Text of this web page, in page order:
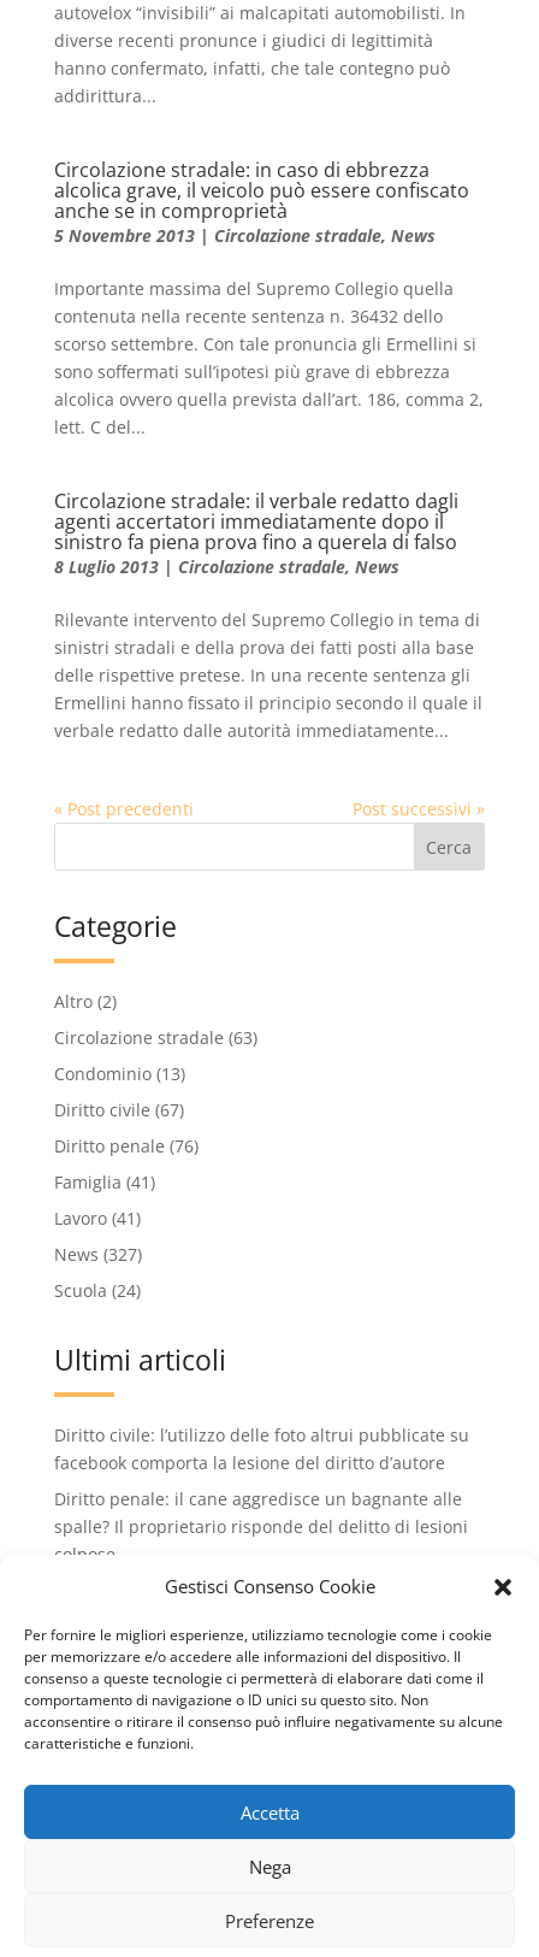
Gestisci Consenso Cookie
Per fornire le migliori esperienze, utilizziamo tecnologie come i cookie
per memorizzare e/o accedere alle informazioni del dispositivo. Il
consenso a queste tecnologie ci permetterà di elaborare dati come il
comportamento di navigazione o ID unici su questo sito. Non
acconsentire o ritirare il consenso può influire negativamente su alcune
caratteristiche e funzioni.
Accetta
Nega
Preferenze
autovelox “invisibili” ai malcapitati automobilisti. In
diverse recenti pronunce i giudici di legittimità
hanno confermato, infatti, che tale contegno può
addirittura...
Circolazione stradale: in caso di ebbrezza
alcolica grave, il veicolo può essere confiscato
anche se in comproprietà
5 Novembre 2013| Circolazione stradale, News
Importante massima del Supremo Collegio quella
contenuta nella recente sentenza n. 36432 dello
scorso settembre. Con tale pronuncia gli Ermellini si
sono soffermati sull’ipotesi più grave di ebbrezza
alcolica ovvero quella prevista dall’art. 186, comma 2,
lett. C del...
Circolazione stradale: il verbale redatto dagli
agenti accertatori immediatamente dopo il
sinistro fa piena prova fino a querela di falso
8 Luglio 2013| Circolazione stradale, News
Rilevante intervento del Supremo Collegio in tema di
sinistri stradali e della prova dei fatti posti alla base
delle rispettive pretese. In una recente sentenza gli
Ermellini hanno fissato il principio secondo il quale il
verbale redatto dalle autorità immediatamente...
« Post precedenti Post successivi »
Categorie
Altro(2)
Circolazione stradale (63)
Condominio(13)
Diritto civile (67)
Diritto penale (76)
Famiglia (41)
Lavoro(41)
News (327)
Scuola (24)
Ultimi articoli
Diritto civile: l’utilizzo delle foto altrui pubblicate su
facebook comporta la lesione del diritto d’autore
Diritto penale: il cane aggredisce un bagnante alle
spalle? Il proprietario risponde del delitto di lesioni
colpose.
Condominio: no all'installazione di condizionatori
Lavoro: valido il licenziamento intimato via wathsApp
Diritto civile: il conduttore può recedere dal contratto
di locazione se il cane del vicino abbaia
continuamente
Copyright © 2007-2024 Studio Legale Avv. Dario
Web Design & SEO byGenesi.it